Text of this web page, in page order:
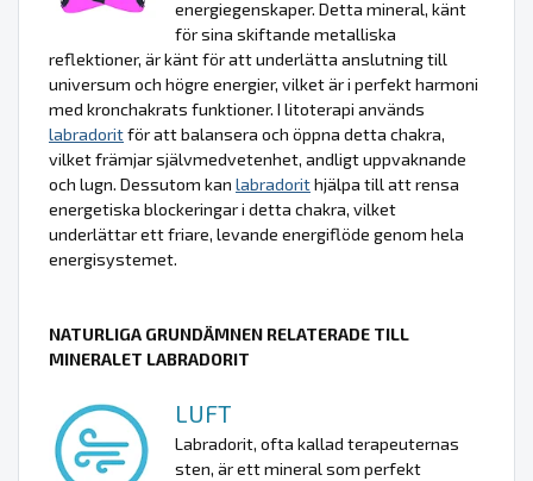
energiegenskaper. Detta mineral, känt
för sina skiftande metalliska
reflektioner, är känt för att underlätta anslutning till
universum och högre energier, vilket är i perfekt harmoni
med kronchakrats funktioner. I litoterapi används
labradoritför att balansera och öppna detta chakra,
vilket främjar självmedvetenhet, andligt uppvaknande
och lugn. Dessutom kan labradorithjälpa till att rensa
energetiska blockeringar i detta chakra, vilket
underlättar ett friare, levande energiflöde genom hela
energisystemet.
NATURLIGA GRUNDÄMNEN RELATERADE TILL
MINERALET LABRADORIT
LUFT
Labradorit, ofta kallad terapeuternas
sten, är ett mineral som perfekt